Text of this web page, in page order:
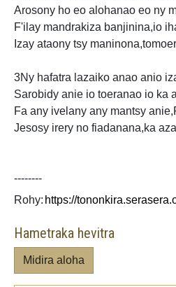
Arosony ho eo alohanao eo ny
F'ilay mandrakiza banjinina,io
Izay ataony tsy
3Ny hafatra lazaiko anao anio
Sarobidy anie io toeranao io ka
Fa any ivelany any mantsy
Jesosy irery no fiadanana,ka
--------
Rohy:
Hametraka hevitra
Midira aloha